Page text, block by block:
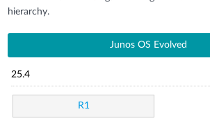
hierarchy.
Junos OS Evolved
25.4
R1